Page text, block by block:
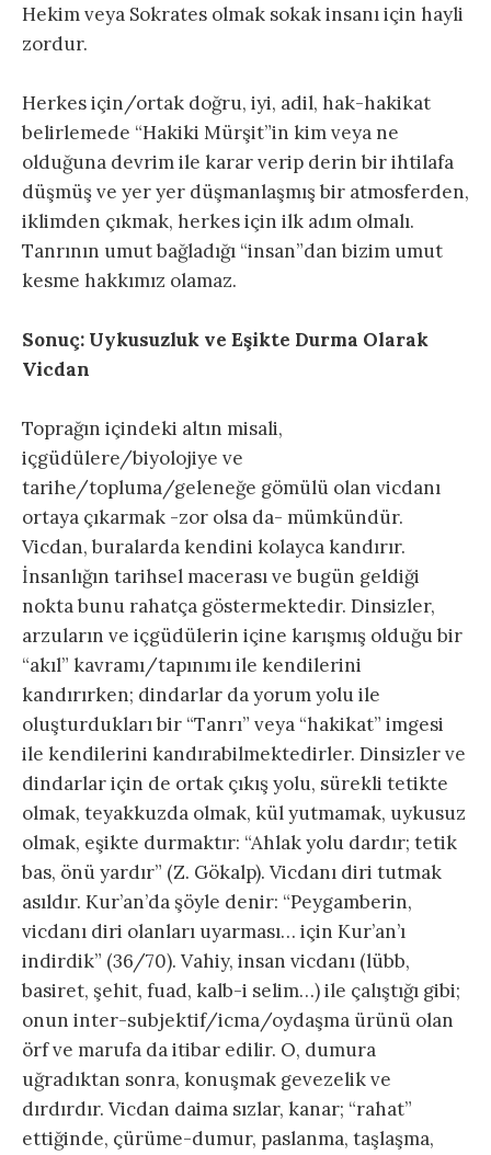
Hekim veya Sokrates olmak sokak insanı için hayli
zordur.
Herkes için/ortak doğru, iyi, adil, hak-hakikat
belirlemede “Hakiki Mürşit”in kim veya ne
olduğuna devrim ile karar verip derin bir ihtilafa
düşmüş ve yer yer düşmanlaşmış bir atmosferden,
iklimden çıkmak, herkes için ilk adım olmalı.
Tanrının umut bağladığı “insan”dan bizim umut
kesme hakkımız olamaz.
Sonuç: Uykusuzluk ve Eşikte Durma Olarak
Vicdan
Toprağın içindeki altın misali,
içgüdülere/biyolojiye ve
tarihe/topluma/geleneğe gömülü olan vicdanı
ortaya çıkarmak -zor olsa da- mümkündür.
Vicdan, buralarda kendini kolayca kandırır.
İnsanlığın tarihsel macerası ve bugün geldiği
nokta bunu rahatça göstermektedir. Dinsizler,
arzuların ve içgüdülerin içine karışmış olduğu bir
“akıl” kavramı/tapınımı ile kendilerini
kandırırken; dindarlar da yorum yolu ile
oluşturdukları bir “Tanrı” veya “hakikat” imgesi
ile kendilerini kandırabilmektedirler. Dinsizler ve
dindarlar için de ortak çıkış yolu, sürekli tetikte
olmak, teyakkuzda olmak, kül yutmamak, uykusuz
olmak, eşikte durmaktır: “Ahlak yolu dardır; tetik
bas, önü yardır” (Z. Gökalp). Vicdanı diri tutmak
asıldır. Kur’an’da şöyle denir: “Peygamberin,
vicdanı diri olanları uyarması… için Kur’an’ı
indirdik” (36/70). Vahiy, insan vicdanı (lübb,
basiret, şehit, fuad, kalb-i selim…) ile çalıştığı gibi;
onun inter-subjektif/icma/oydaşma ürünü olan
örf ve marufa da itibar edilir. O, dumura
uğradıktan sonra, konuşmak gevezelik ve
dırdırdır. Vicdan daima sızlar, kanar; “rahat”
ettiğinde, çürüme-dumur, paslanma, taşlaşma,